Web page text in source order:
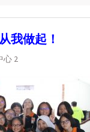
我做起！
心 2